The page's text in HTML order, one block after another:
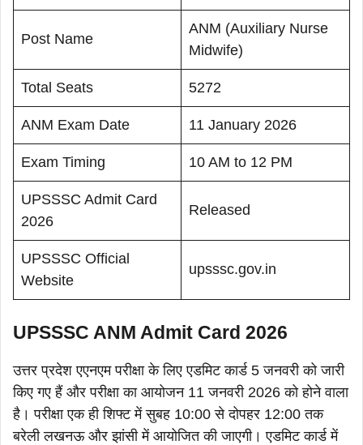
Post Name
ANM (Auxiliary Nurse
Midwife)
Total Seats 5272
ANM Exam Date 11 January 2026
Exam Timing 10 AM to 12 PM
UPSSSC Admit Card
2026
Released
UPSSSC Official
Website
upsssc.gov.in
UPSSSC ANM Admit Card 2026
उत्तर प्रदेश एएनएम परीक्षा के लिए एडमिट कार्ड 5 जनवरी को जारी
किए गए हैं और परीक्षा का आयोजन 11 जनवरी 2026 को होने वाला
है। परीक्षा एक ही शिफ्ट में सुबह 10:00 से दोपहर 12:00 तक
बरेली लखनऊ और झांसी में आयोजित की जाएगी। एडमिट कार्ड में